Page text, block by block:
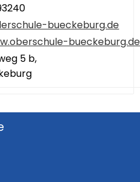
bueckeburg.de
bueckeburg.de
5 b,